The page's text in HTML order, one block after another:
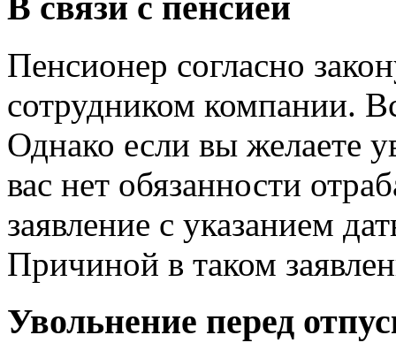
Пенсионер согласно
сотрудником компании.
Однако если вы желаете
вас нет обязанности
заявление с указанием
Причиной в таком
Увольнение перед